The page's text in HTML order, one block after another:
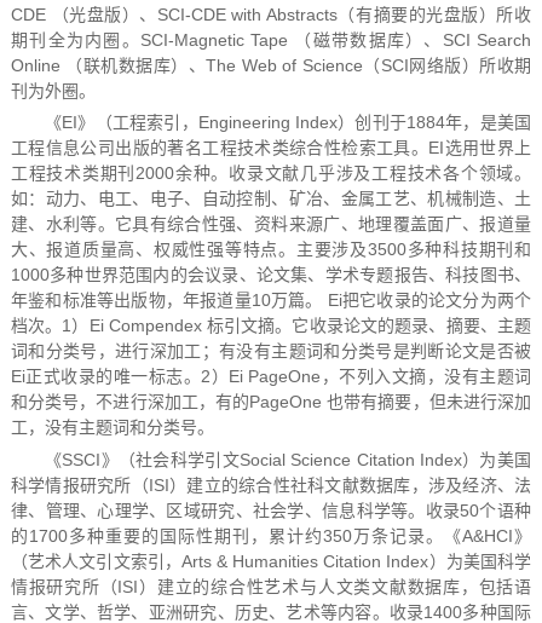
CDE （光盘版）、SCI-CDE with Abstracts（有摘要的光盘版）所收
期刊全为内圈。SCI-Magnetic Tape （磁带数据库）、SCI Search
Online （联机数据库）、The Web of Science（SCI网络版）所收期
刊为外圈。
《EI》（工程索引，Engineering Index）创刊于1884年，是美国
工程信息公司出版的著名工程技术类综合性检索工具。EI选用世界上
工程技术类期刊2000余种。收录文献几乎涉及工程技术各个领域。
如：动力、电工、电子、自动控制、矿冶、金属工艺、机械制造、土
建、水利等。它具有综合性强、资料来源广、地理覆盖面广、报道量
大、报道质量高、权威性强等特点。主要涉及3500多种科技期刊和
1000多种世界范围内的会议录、论文集、学术专题报告、科技图书、
年鉴和标准等出版物，年报道量10万篇。 Ei把它收录的论文分为两个
档次。1）Ei Compendex 标引文摘。它收录论文的题录、摘要、主题
词和分类号，进行深加工；有没有主题词和分类号是判断论文是否被
Ei正式收录的唯一标志。2）Ei PageOne，不列入文摘，没有主题词
和分类号，不进行深加工，有的PageOne 也带有摘要，但未进行深加
工，没有主题词和分类号。
《SSCI》（社会科学引文Social Science Citation Index）为美国
科学情报研究所（ISI）建立的综合性社科文献数据库，涉及经济、法
律、管理、心理学、区域研究、社会学、信息科学等。收录50个语种
的1700多种重要的国际性期刊，累计约350万条记录。《A&HCI》
（艺术人文引文索引，Arts & Humanities Citation Index）为美国科学
情报研究所（ISI）建立的综合性艺术与人文类文献数据库，包括语
言、文学、哲学、亚洲研究、历史、艺术等内容。收录1400多种国际